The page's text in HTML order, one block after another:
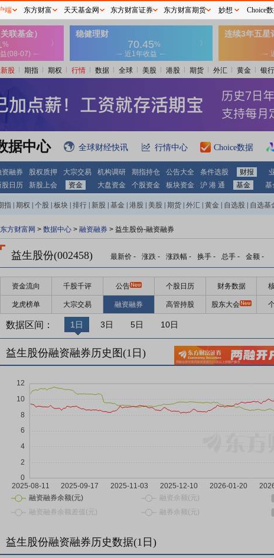
新股 期指 期权 行情 数据 全球 美股 港股 期货 外汇 黄金 银行
据中心 全球财经快讯 行情中心 Choice数据
资融券 股权质押 大宗交易 机构调研 期指持仓 公告大全 条件选股 财报
股日历 新股上会 资金 大盘资金 个股资金 板块资金 沪 港 通 基金 基
指 期权 个股 板块 排行 新股 基金 港股 美股 期货 外汇 黄金 自选股 自选基
东方财富网 > 数据中心 > 融资融券 > 益生股份-融资融券
益生股份(002458) 最新价 - 涨跌 - 涨跌幅 - 换手 - 总手 - 金额 -
资金流向 千股千评 公告 个股日历 财务数据
龙虎榜单 大宗交易 融资融券 高管持股 股东大会
数据区间： 1日 3日 5日 10日
益生股份融资融券历史图(1 日)
益生股份融资融券历史数据(1 日)
端 东方财富 天天基金网 东方财富证券 东方财富期货 妙想 Choice